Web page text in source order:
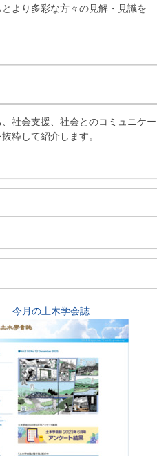
より多彩な方々の見解・見識を
社会支援、社会とのコミュニケー
粋して紹介します。
今月の土木学会誌